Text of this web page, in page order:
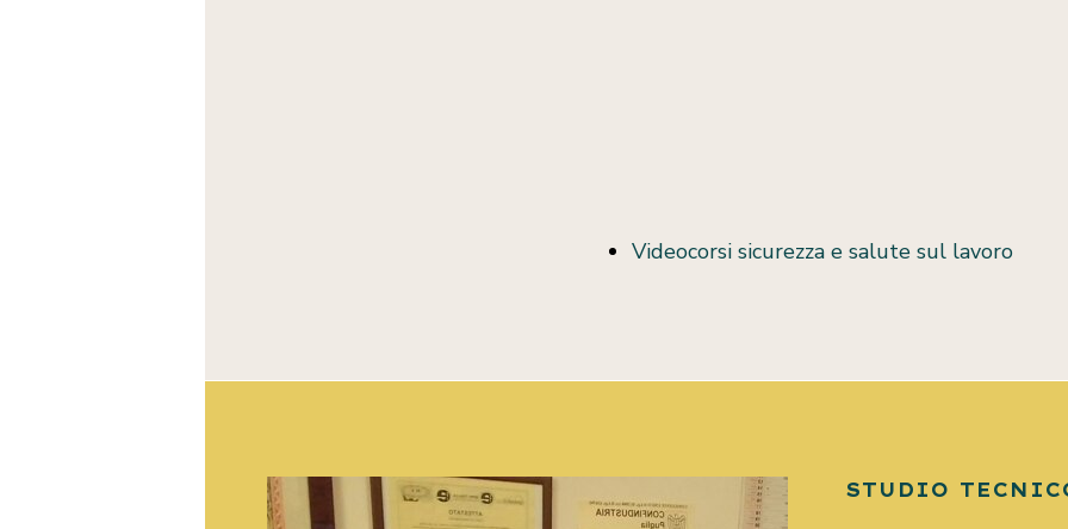
Videocorsi sicurezza e salute sul lavoro
STUDIO